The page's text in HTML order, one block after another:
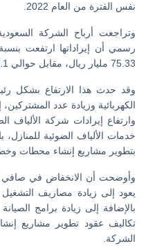
نفس الفترة من العام 2022.
وتراجعت أرباح الشركة
75.33 مليار ريال، مقابل حوالي 72.1 مليار ريال في عام 2022.
وقد حدث هذا الارتفاع بشكل
الكهربائية وزيادة عدد
وارتفاع إيرادات شركة الألياف
خدمات الألياف الضوئية للمنازل،
بتطوير مشاريع إنشاء محطات
يعود إلى زيادة مصاريف التشغيل
بالإضافة إلى زيادة برامج
تكاليف عقود تطوير مشاريع
الشركة.